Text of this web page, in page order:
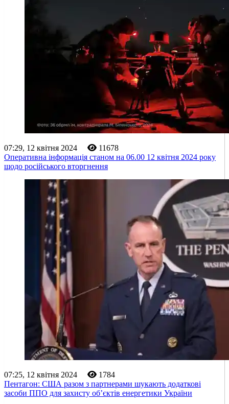
07:29, 12 квітня 2024
11678
Оперативна інформація станом на 06.00 12 квітня 2024 року
щодо російського вторгнення
07:25, 12 квітня 2024
1784
Пентагон: США разом з партнерами шукають додаткові
засоби ППО для захисту об’єктів енергетики України